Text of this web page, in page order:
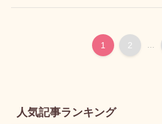
1 2 ...
人気記事ランキング